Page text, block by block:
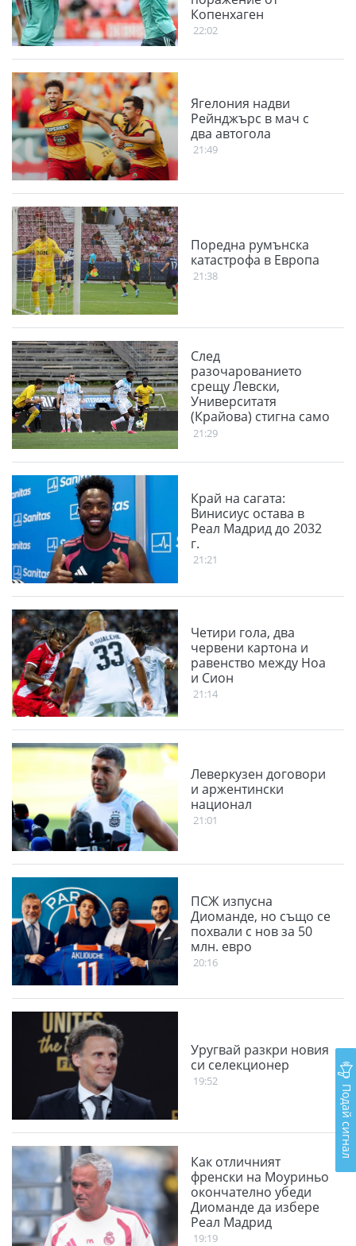
Копенхаген
22:02
Ягелония надви
Рейнджърс в мач с
два автогола
21:49
Поредна румънска
катастрофа в Европа
21:38
След
разочарованието
срещу Левски,
Университатя
(Крайова) стигна само
до равенство във
21:29
Край на сагата:
Винисиус остава в
Реал Мадрид до 2032
г.
21:21
Четири гола, два
червени картона и
равенство между Ноа
и Сион
21:14
Леверкузен договори
и аржентински
национал
21:01
ПСЖ изпусна
Диоманде, но също се
похвали с нов за 50
млн. евро
20:16
Уругвай разкри новия
си селекционер
19:52
Как отличният
френски на Моуриньо
окончателно убеди
Диоманде да избере
Реал Мадрид
19:19
Подай сигнал